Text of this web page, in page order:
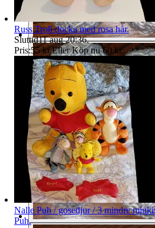
Russ Troll docka med rosa hår.
Sluttid11 aug 20:36.
Pris:55 kr,Eller Köp nu 60 kr,.
Nalle Puh / gosedjur / 3 mindre
Puh.